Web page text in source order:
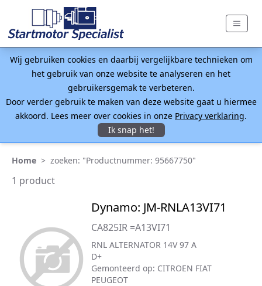
Wij gebruiken cookies en daarbij vergelijkbare technieken om
het gebruik van onze website te analyseren en het
gebruikersgemak te verbeteren.
Door verder gebruik te maken van deze website gaat u hiermee
akkoord. Lees meer over cookies in onze Privacy verklaring.
Ik snap het!
Home > zoeken: "Productnummer: 95667750"
1 product
Dynamo: JM-RNLA13VI71
CA825IR =A13VI71
RNL ALTERNATOR 14V 97 A
D+
Gemonteerd op: CITROEN FIAT
PEUGEOT